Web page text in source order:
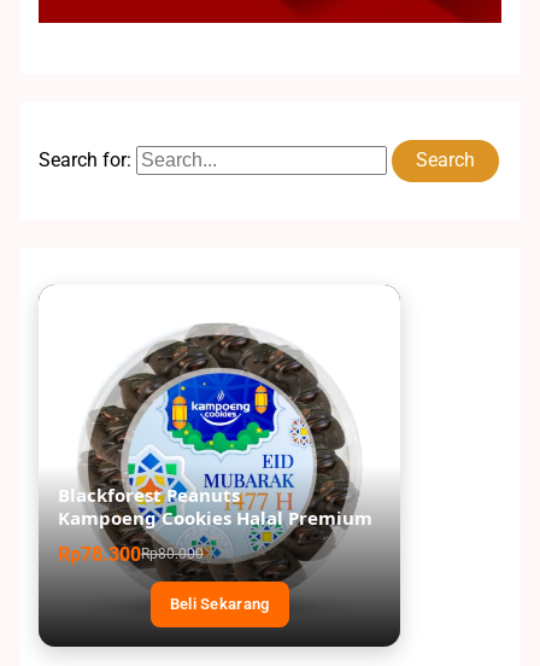
Search for:
Blackforest Peanuts
Kampoeng Cookies Halal Premium
Rp78.300Rp80.000
Beli Sekarang